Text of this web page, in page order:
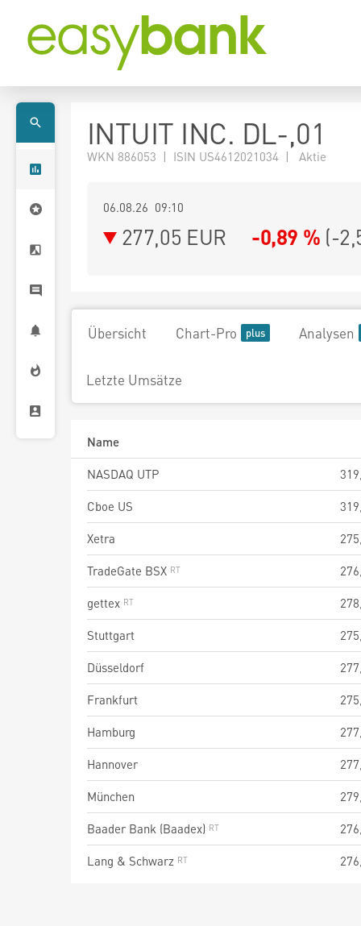
INTUIT INC. DL-,01
WKN 886053 | ISIN US4612021034 | Aktie
06.08.26 09:10
277,05 EUR -0,89 % (-
Übersicht Chart-Pro Analysen
Letzte Umsätze
Name
NASDAQ UTP
Cboe US
Xetra
TradeGate BSX
gettex
Stuttgart
Düsseldorf
Frankfurt
Hamburg
Hannover
München
Baader Bank (Baadex)
Lang & Schwarz